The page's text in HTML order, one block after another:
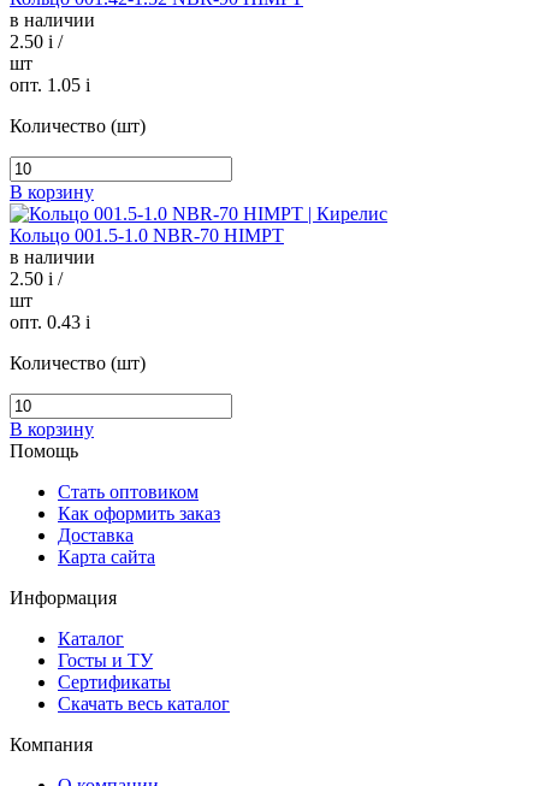
в наличии
2.50 i /
шт
опт. 1.05 i
Количество (шт)
В корзину
Кольцо 001.5-1.0 NBR-70 HIMPT
в наличии
2.50 i /
шт
опт. 0.43 i
Количество (шт)
В корзину
Помощь
Стать оптовиком
Как оформить заказ
Доставка
Карта сайта
Информация
Каталог
Госты и ТУ
Сертификаты
Скачать весь каталог
Компания